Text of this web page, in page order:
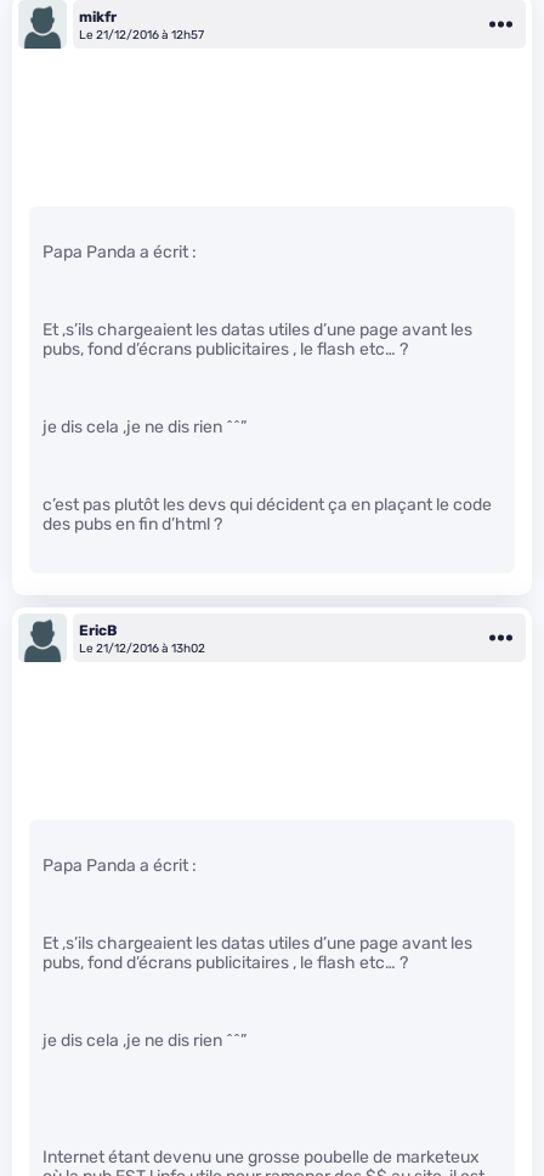
mikfr
Le 21/12/2016 à 12h57
Papa Panda a écrit :
Et ,s’ils chargeaient les datas utiles d’une page avant les
pubs, fond d’écrans publicitaires , le flash etc… ?
je dis cela ,je ne dis rien ^^”
c’est pas plutôt les devs qui décident ça en plaçant le code
des pubs en fin d’html ?
EricB
Le 21/12/2016 à 13h02
Papa Panda a écrit :
Et ,s’ils chargeaient les datas utiles d’une page avant les
pubs, fond d’écrans publicitaires , le flash etc… ?
je dis cela ,je ne dis rien ^^”
Internet étant devenu une grosse poubelle de marketeux